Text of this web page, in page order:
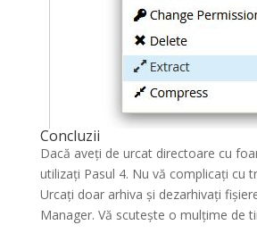
Concluzii
Dacă aveți de urcat directoare cu
utilizați Pasul 4. Nu vă complicați cu
Urcați doar arhiva și dezarhivați
Manager. Vă scutește o mulțime de